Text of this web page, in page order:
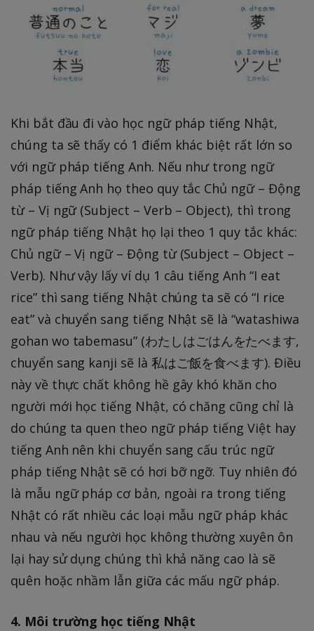
Khi bắt đầu đi vào học ngữ pháp tiếng Nhật,
chúng ta sẽ thấy có 1 điểm khác biệt rất lớn so
với ngữ pháp tiếng Anh. Nếu như trong ngữ
pháp tiếng Anh họ theo quy tắc Chủ ngữ – Động
từ – Vị ngữ (Subject – Verb – Object), thì trong
ngữ pháp tiếng Nhật họ lại theo 1 quy tắc khác:
Chủ ngữ – Vị ngữ – Động từ (Subject – Object –
Verb). Như vậy lấy ví dụ 1 câu tiếng Anh “I eat
rice” thì sang tiếng Nhật chúng ta sẽ có “I rice
eat” và chuyển sang tiếng Nhật sẽ là “watashiwa
gohan wo tabemasu” (わたしはごはんをたべます,
chuyển sang kanji sẽ là 私はご飯を食べます). Điều
này về thực chất không hề gây khó khăn cho
người mới học tiếng Nhật, có chăng cũng chỉ là
do chúng ta quen theo ngữ pháp tiếng Việt hay
tiếng Anh nên khi chuyển sang cấu trúc ngữ
pháp tiếng Nhật sẽ có hơi bỡ ngỡ. Tuy nhiên đó
là mẫu ngữ pháp cơ bản, ngoài ra trong tiếng
Nhật có rất nhiều các loại mẫu ngữ pháp khác
nhau và nếu người học không thường xuyên ôn
lại hay sử dụng chúng thì khả năng cao là sẽ
quên hoặc nhầm lẫn giữa các mấu ngữ pháp.
4. Môi trường học tiếng Nhật